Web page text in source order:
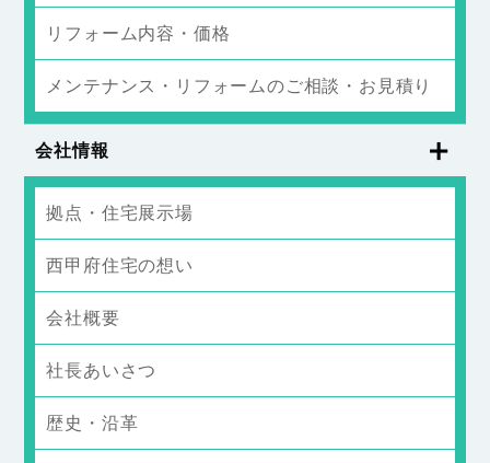
リフォーム内容・価格
メンテナンス・リフォームのご相談・お見積り
会社情報
拠点・住宅展示場
西甲府住宅の想い
会社概要
社長あいさつ
歴史・沿革